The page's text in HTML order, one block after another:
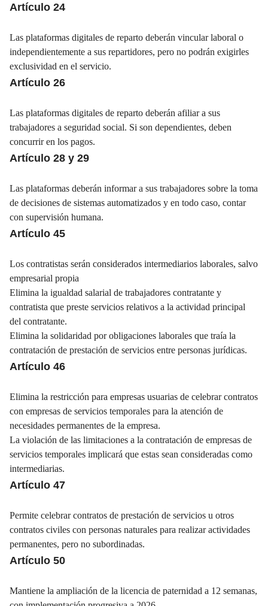
Artículo 24
Las plataformas digitales de reparto deberán vincular laboral o
independientemente a sus repartidores, pero no podrán exigirles
exclusividad en el servicio.
Artículo 26
Las plataformas digitales de reparto deberán afiliar a sus
trabajadores a seguridad social. Si son dependientes, deben
concurrir en los pagos.
Artículo 28 y 29
Las plataformas deberán informar a sus trabajadores sobre la toma
de decisiones de sistemas automatizados y en todo caso, contar
con supervisión humana.
Artículo 45
Los contratistas serán considerados intermediarios laborales, salvo
empresarial propia
Elimina la igualdad salarial de trabajadores contratante y
contratista que preste servicios relativos a la actividad principal
del contratante.
Elimina la solidaridad por obligaciones laborales que traía la
contratación de prestación de servicios entre personas jurídicas.
Artículo 46
Elimina la restricción para empresas usuarias de celebrar contratos
con empresas de servicios temporales para la atención de
necesidades permanentes de la empresa.
La violación de las limitaciones a la contratación de empresas de
servicios temporales implicará que estas sean consideradas como
intermediarias.
Artículo 47
Permite celebrar contratos de prestación de servicios u otros
contratos civiles con personas naturales para realizar actividades
permanentes, pero no subordinadas.
Artículo 50
Mantiene la ampliación de la licencia de paternidad a 12 semanas,